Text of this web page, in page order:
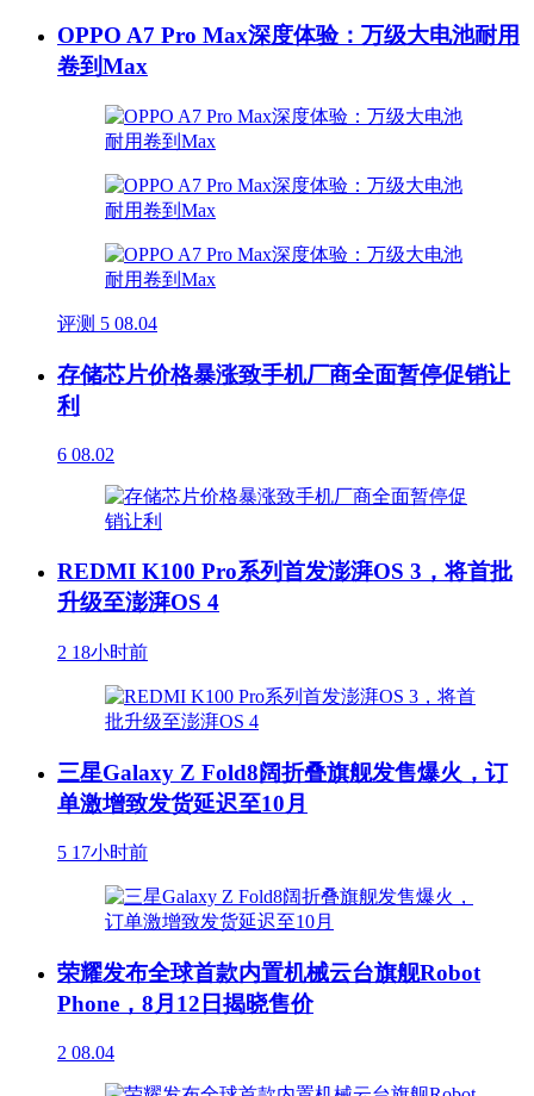
OPPO A7 Pro Max深度体验：万级大电池耐用
卷到Max
评测 5 08.04
存储芯片价格暴涨致手机厂商全面暂停促销让
利
6 08.02
REDMI K100 Pro系列首发澎湃OS 3，将首批
升级至澎湃OS 4
2 18小时前
三星Galaxy Z Fold8阔折叠旗舰发售爆火，订
单激增致发货延迟至10月
5 17小时前
荣耀发布全球首款内置机械云台旗舰Robot
Phone，8月12日揭晓售价
2 08.04